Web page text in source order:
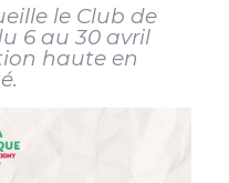
le Club de
6 au 30 avril
haute en